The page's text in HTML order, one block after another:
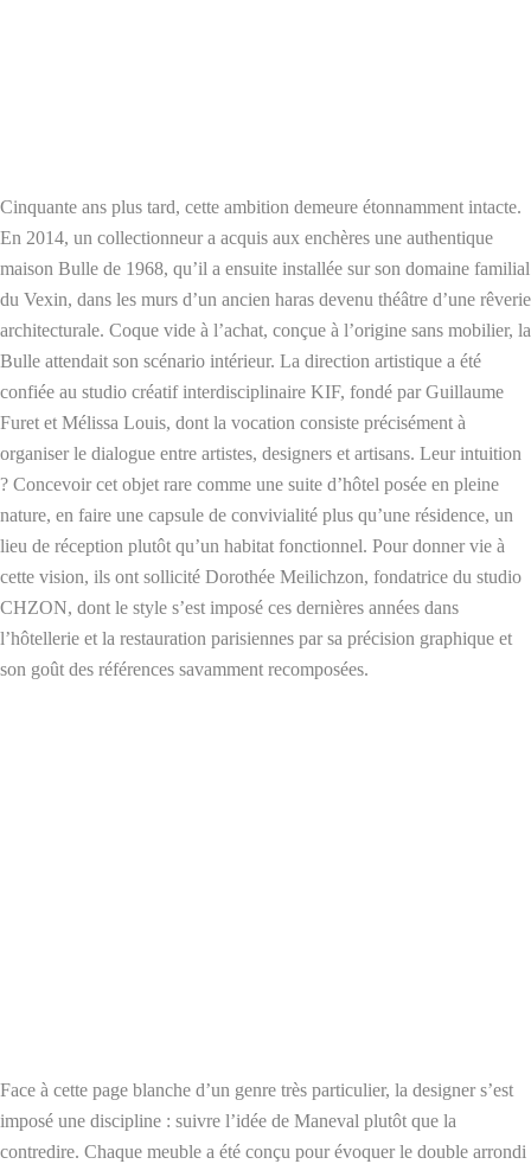
Cinquante ans plus tard, cette ambition demeure étonnamment intacte.
En 2014, un collectionneur a acquis aux enchères une authentique
maison Bulle de 1968, qu’il a ensuite installée sur son domaine familial
du Vexin, dans les murs d’un ancien haras devenu théâtre d’une rêverie
architecturale. Coque vide à l’achat, conçue à l’origine sans mobilier, la
Bulle attendait son scénario intérieur. La direction artistique a été
confiée au studio créatif interdisciplinaire KIF, fondé par Guillaume
Furet et Mélissa Louis, dont la vocation consiste précisément à
organiser le dialogue entre artistes, designers et artisans. Leur intuition
? Concevoir cet objet rare comme une suite d’hôtel posée en pleine
nature, en faire une capsule de convivialité plus qu’une résidence, un
lieu de réception plutôt qu’un habitat fonctionnel. Pour donner vie à
cette vision, ils ont sollicité Dorothée Meilichzon, fondatrice du studio
CHZON, dont le style s’est imposé ces dernières années dans
l’hôtellerie et la restauration parisiennes par sa précision graphique et
son goût des références savamment recomposées.
Face à cette page blanche d’un genre très particulier, la designer s’est
imposé une discipline : suivre l’idée de Maneval plutôt que la
contredire. Chaque meuble a été conçu pour évoquer le double arrondi